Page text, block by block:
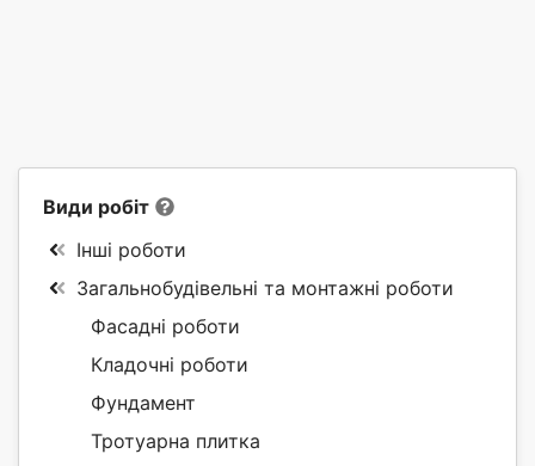
Види робіт
Інші роботи
Загальнобудівельні та монтажні роботи
Фасадні роботи
Кладочні роботи
Фундамент
Тротуарна плитка